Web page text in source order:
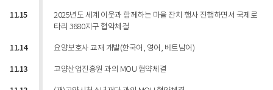
11.15
2025년도 세계 이웃과 함께하는 마을 잔치 행사 진행하면서 국제로
타리 3680지구 협약체결
11.14 요양보호사 교재 개발(한국어, 영어, 베트남어)
11.13 고양산업진흥원 과의 MOU 협약체결